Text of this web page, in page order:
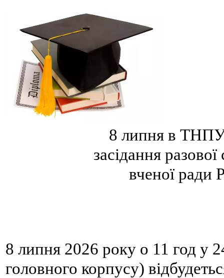
8 липня в ТНПУ
засідання разової
вченої ради
8 липня 2026 року о 11 год у
головного корпусу)